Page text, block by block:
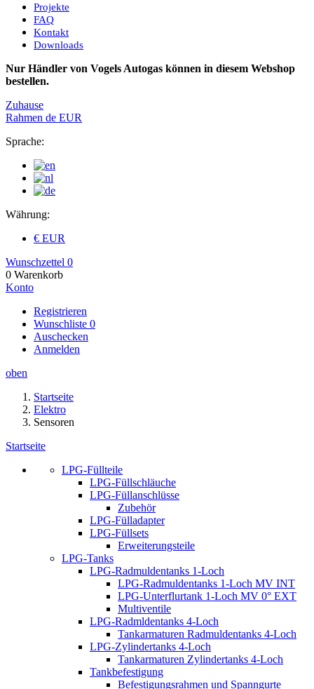
Projekte
FAQ
Kontakt
Downloads
Nur Händler von Vogels Autogas können in diesem Webshop
bestellen.
Zuhause
Rahmen de EUR
Sprache:
Währung:
€ EUR
Wunschzettel 0
0 Warenkorb
Konto
Registrieren
Wunschliste 0
Auschecken
Anmelden
oben
Startseite
Elektro
Sensoren
Startseite
LPG-Füllteile
LPG-Füllschläuche
LPG-Füllanschlüsse
Zubehör
LPG-Fülladapter
LPG-Füllsets
Erweiterungsteile
LPG-Tanks
LPG-Radmuldentanks 1-Loch
LPG-Radmuldentanks 1-Loch MV INT
LPG-Unterflurtank 1-Loch MV 0° EXT
Multiventile
LPG-Radmldentanks 4-Loch
Tankarmaturen Radmuldentanks 4-Loch
LPG-Zylindertanks 4-Loch
Tankarmaturen Zylindertanks 4-Loch
Tankbefestigung
Befestigungsrahmen und Spanngurte